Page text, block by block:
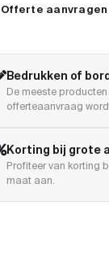
Offerte aanvragen
Bedrukken of
De meeste
offerteaanvraag
Korting bij grote
Profiteer van korting
maat aan.